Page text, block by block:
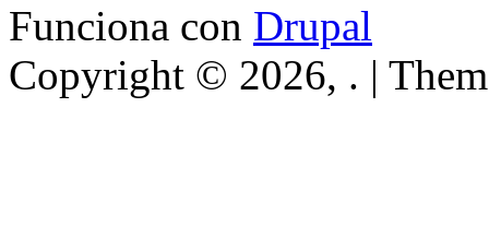
Funciona con Drupal
Copyright © 2026, . |